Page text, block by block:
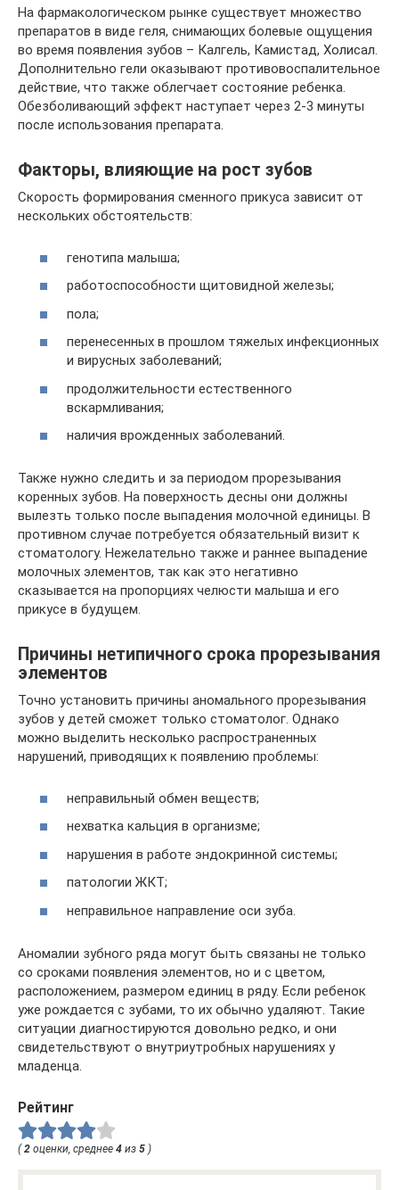
На фармакологическом рынке существует множество
препаратов в виде геля, снимающих болевые ощущения
во время появления зубов – Калгель, Камистад, Холисал.
Дополнительно гели оказывают противовоспалительное
действие, что также облегчает состояние ребенка.
Обезболивающий эффект наступает через 2-3 минуты
после использования препарата.
Факторы, влияющие на рост зубов
Скорость формирования сменного прикуса зависит от
нескольких обстоятельств:
генотипа малыша;
работоспособности щитовидной железы;
пола;
перенесенных в прошлом тяжелых инфекционных
и вирусных заболеваний;
продолжительности естественного
вскармливания;
наличия врожденных заболеваний.
Также нужно следить и за периодом прорезывания
коренных зубов. На поверхность десны они должны
вылезть только после выпадения молочной единицы. В
противном случае потребуется обязательный визит к
стоматологу. Нежелательно также и раннее выпадение
молочных элементов, так как это негативно
сказывается на пропорциях челюсти малыша и его
прикусе в будущем.
Причины нетипичного срока прорезывания
элементов
Точно установить причины аномального прорезывания
зубов у детей сможет только стоматолог. Однако
можно выделить несколько распространенных
нарушений, приводящих к появлению проблемы:
неправильный обмен веществ;
нехватка кальция в организме;
нарушения в работе эндокринной системы;
патологии ЖКТ;
неправильное направление оси зуба.
Аномалии зубного ряда могут быть связаны не только
со сроками появления элементов, но и с цветом,
расположением, размером единиц в ряду. Если ребенок
уже рождается с зубами, то их обычно удаляют. Такие
ситуации диагностируются довольно редко, и они
свидетельствуют о внутриутробных нарушениях у
младенца.
Рейтинг
( 2 оценки, среднее 4 из 5 )